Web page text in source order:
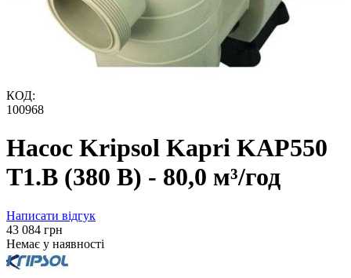
КОД:
100968
Насос Kripsol Kapri KAP550
T1.B (380 В) - 80,0 м³/год
Написати відгук
‍43 084‍ грн
Немає у наявності